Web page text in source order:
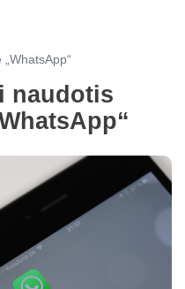
naudotis